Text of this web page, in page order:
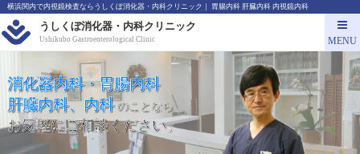
横浜関内で内視鏡検査ならうしくぼ消化器・内科クリニック｜ 胃腸内科 肝臓内科 内視鏡内科
うしくぼ消化器・内科クリニック
Ushikubo Gastroenterological Clinic MENU
消化器内科・胃腸内科
肝臓内科、内科 のことなら
お気軽にご相談ください。